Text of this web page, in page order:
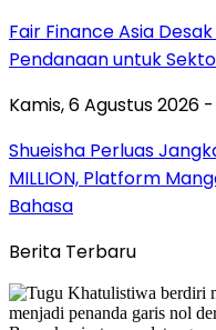
Fair Finance Asia
Pendanaan untuk
Kamis, 6 Agustus 2026 -
Shueisha Perluas
MILLION, Platform
Bahasa
Berita Terbaru